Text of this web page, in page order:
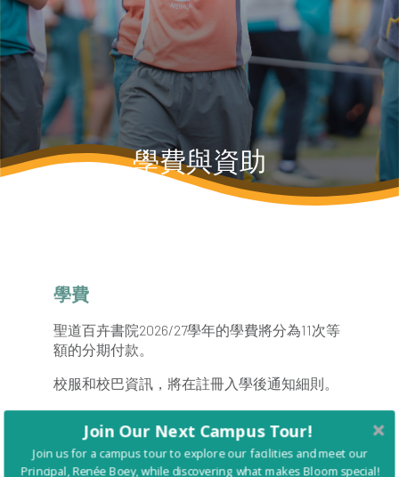
學費與資助
學費
聖道百卉書院2026/27學年的學費將分為11次等
額的分期付款。
校服和校巴資訊，將在註冊入學後通知細則。
每月學費 期數
Join Our Next Campus Tour!
Join us for a campus tour to explore our facilities and meet our
Principal, Renée Boey, while discovering what makes Bloom special!